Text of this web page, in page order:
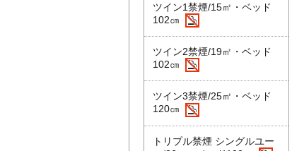
ツイン1禁煙/15㎡・ベッド
102㎝
ツイン2禁煙/19㎡・ベッド
102㎝
ツイン3禁煙/25㎡・ベッド
120㎝
トリプル禁煙 シングルユー